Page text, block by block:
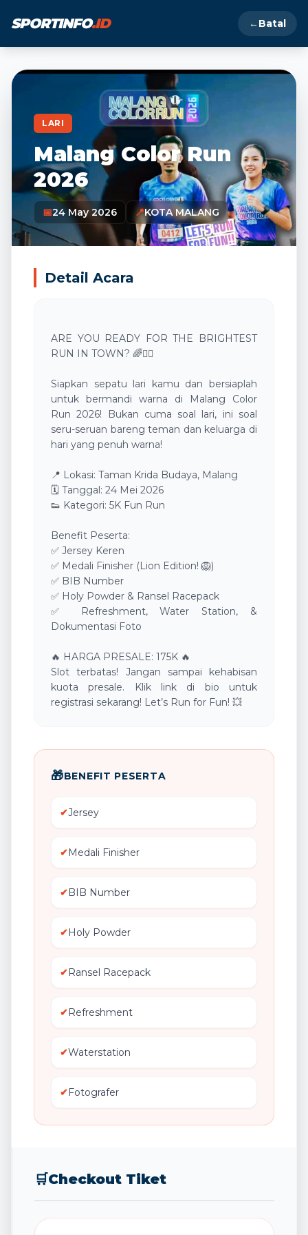
SPORTINFO.ID ←Batal
LARI
Malang Color Run
2026
📅24 May 2026 📍KOTA MALANG
Detail Acara
ARE YOU READY FOR THE BRIGHTEST
RUN IN TOWN? 🌈🏃‍♂️
​Siapkan sepatu lari kamu dan bersiaplah
untuk bermandi warna di Malang Color
Run 2026! Bukan cuma soal lari, ini soal
seru-seruan bareng teman dan keluarga di
hari yang penuh warna!
​📍 Lokasi: Taman Krida Budaya, Malang
🗓️ Tanggal: 24 Mei 2026
👟 Kategori: 5K Fun Run
​Benefit Peserta:
✅ Jersey Keren
✅ Medali Finisher (Lion Edition! 🦁)
✅ BIB Number
✅ Holy Powder & Ransel Racepack
✅ Refreshment, Water Station, &
Dokumentasi Foto
​🔥 HARGA PRESALE: 175K 🔥
​Slot terbatas! Jangan sampai kehabisan
kuota presale. Klik link di bio untuk
🎁BENEFIT PESERTA
✔Jersey
✔Medali Finisher
✔BIB Number
✔Holy Powder
✔Ransel Racepack
✔Refreshment
✔Waterstation
✔Fotografer
🛒Checkout Tiket